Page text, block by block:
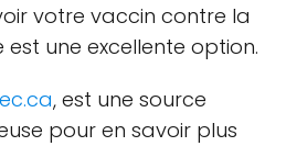
votre vaccin contre la
est une excellente option.
, est une source
pour en savoir plus